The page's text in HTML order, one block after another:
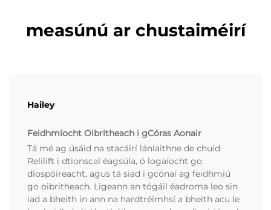
measúnú ar chustaiméirí
Hailey
Feidhmíocht Oibritheach i gCóras Aonair
Tá mé ag úsáid na stacáirí lánlaithne de chuid
Relilift i dtionscal éagsúla, ó logaíocht go
díospóireacht, agus tá siad i gcónaí ag feidhmiú
go oibritheach. Ligeann an tógáil éadroma leo sin
iad a bheith in ann na hardtréimhsí a bheith acu le